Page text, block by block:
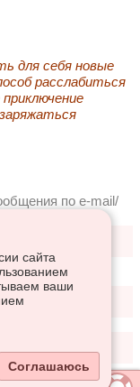
для себя новые
расслабиться
по e-mail/
сайта
ваши
Соглашаюсь